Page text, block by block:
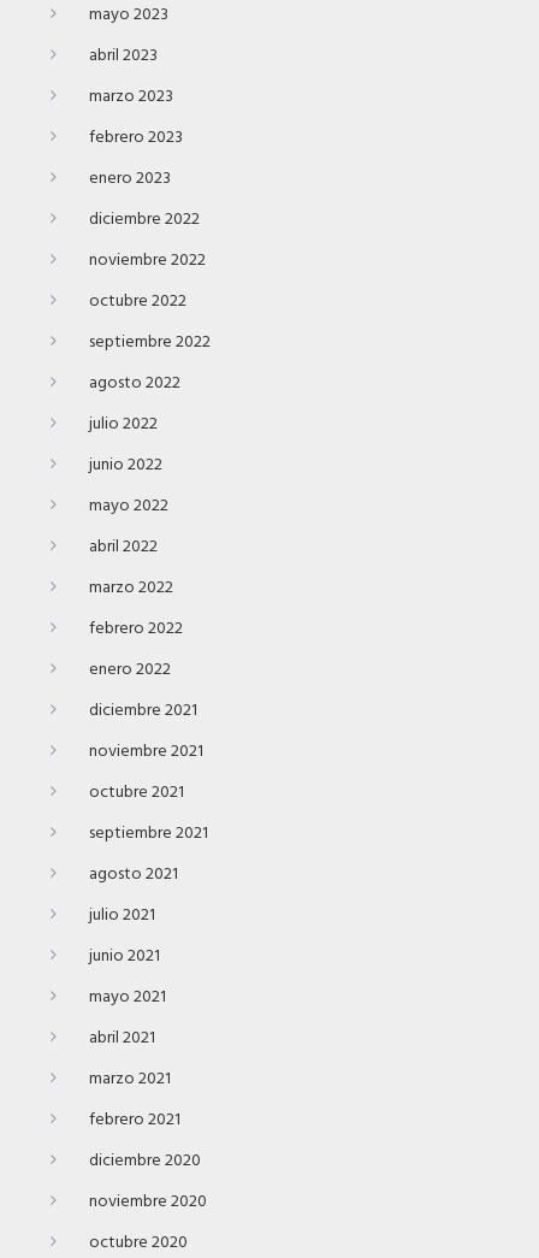
mayo 2023
abril 2023
marzo 2023
febrero 2023
enero 2023
diciembre 2022
noviembre 2022
octubre 2022
septiembre 2022
agosto 2022
julio 2022
junio 2022
mayo 2022
abril 2022
marzo 2022
febrero 2022
enero 2022
diciembre 2021
noviembre 2021
octubre 2021
septiembre 2021
agosto 2021
julio 2021
junio 2021
mayo 2021
abril 2021
marzo 2021
febrero 2021
diciembre 2020
noviembre 2020
octubre 2020